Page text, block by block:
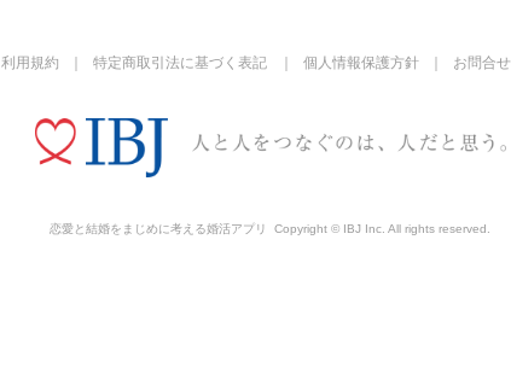
利用規約 特定商取引法に基づく表記 個人情報保護方針 お問合せ
恋愛と結婚をまじめに考える婚活アプリ Copyright © IBJ Inc. All rights reserved.